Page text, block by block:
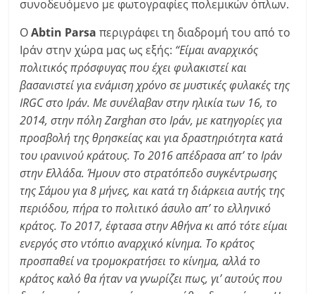
συνοδευόμενο με φωτογραφίες πολεμικών όπλων.
ΟAbtin Parsa περιγράφει τη διαδρομή του από το
Ιράν στην χώρα μας ως εξής: “Είμαι αναρχικός
πολιτικός πρόσφυγας που έχει φυλακιστεί και
βασανιστεί για ενάμιση χρόνο σε μυστικές φυλακές της
IRGC στο Ιράν. Με συνέλαβαν στην ηλικία των 16, το
2014, στην πόλη Zarghan στο Ιράν, με κατηγορίες για
προσβολή της θρησκείας και για δραστηριότητα κατά
του ιρανινού κράτους. Το 2016 απέδρασα απ’ το Ιράν
στην Ελλάδα. Ήμουν στο στρατόπεδο συγκέντρωσης
της Σάμου για 8 μήνες, και κατά τη διάρκεια αυτής της
περιόδου, πήρα το πολιτικό άσυλο απ’ το ελληνικό
κράτος. Το 2017, έφτασα στην Αθήνα κι από τότε είμαι
ενεργός στο ντόπιο αναρχικό κίνημα. Το κράτος
προσπαθεί να τρομοκρατήσει το κίνημα, αλλά το
κράτος καλό θα ήταν να γνωρίζει πως, γι’ αυτούς που